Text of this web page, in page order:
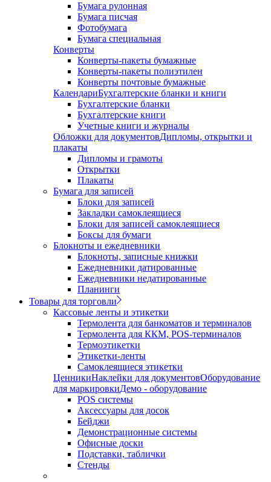
Бумага рулонная
Бумага писчая
Фотобумага
Бумага специальная
Конверты
Конверты-пакеты бумажные
Конверты-пакеты полиэтилен
Конверты почтовые бумажные
КалендариБухгалтерские бланки и книги
Бухгалтерские бланки
Бухгалтерские книги
Учетные книги и журналы
Обложки для документовДипломы, открытки и
плакаты
Дипломы и грамоты
Открытки
Плакаты
Бумага для записей
Блоки для записей
Закладки самоклеящиеся
Блоки для записей самоклеящиеся
Боксы для бумаги
Блокноты и ежедневники
Блокноты, записные книжки
Ежедневники датированные
Ежедневники недатированные
Планинги
Товары для торговли
Кассовые ленты и этикетки
Термолента для банкоматов и терминалов
Термолента для ККМ, POS-терминалов
Термоэтикетки
Этикетки-ленты
Самоклеящиеся этикетки
ЦенникиНаклейки для документовОборудование
для маркировкиДемо - оборудование
POS системы
Аксессуары для досок
Бейджи
Демонстрационные системы
Офисные доски
Подставки, таблички
Стенды